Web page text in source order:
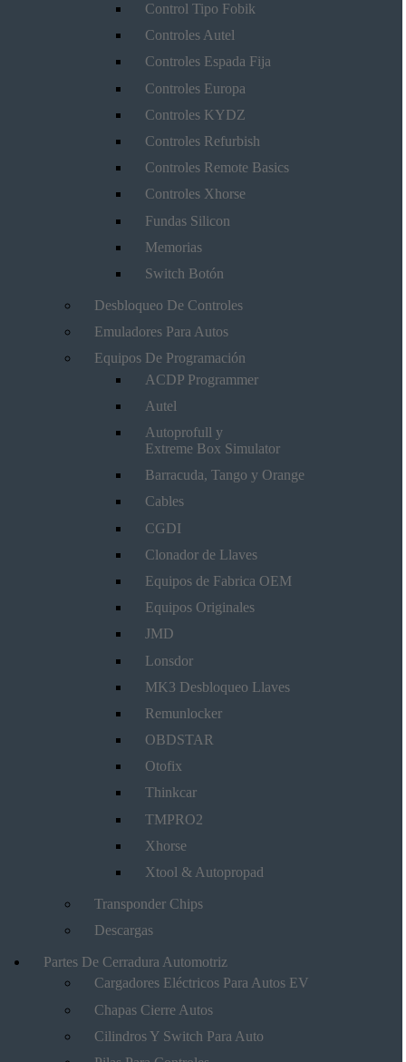
Control Tipo Fobik
Controles Autel
Controles Espada Fija
Controles Europa
Controles KYDZ
Controles Refurbish
Controles Remote Basics
Controles Xhorse
Fundas Silicon
Memorias
Switch Botón
Desbloqueo De Controles
Emuladores Para Autos
Equipos De Programación
ACDP Programmer
Autel
Autoprofull y
Extreme Box Simulator
Barracuda, Tango y Orange
Cables
CGDI
Clonador de Llaves
Equipos de Fabrica OEM
Equipos Originales
JMD
Lonsdor
MK3 Desbloqueo Llaves
Remunlocker
OBDSTAR
Otofix
Thinkcar
TMPRO2
Xhorse
Xtool & Autopropad
Transponder Chips
Descargas
Partes De Cerradura Automotriz
Cargadores Eléctricos Para Autos EV
Chapas Cierre Autos
Cilindros Y Switch Para Auto